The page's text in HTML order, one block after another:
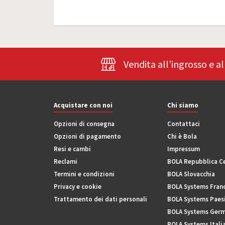
Vendita all’ingrosso e
Acquistare con noi
Opzioni di consegna
Opzioni di pagamento
Resi e cambi
Reclami
Termini e condizioni
Privacy e cookie
Trattamento dei dati personali
Chi siamo
Contattaci
Chi è Bola
Impressum
BOLA Repubblica
BOLA Slovacchia
BOLA Systems
BOLA Systems
BOLA Systems